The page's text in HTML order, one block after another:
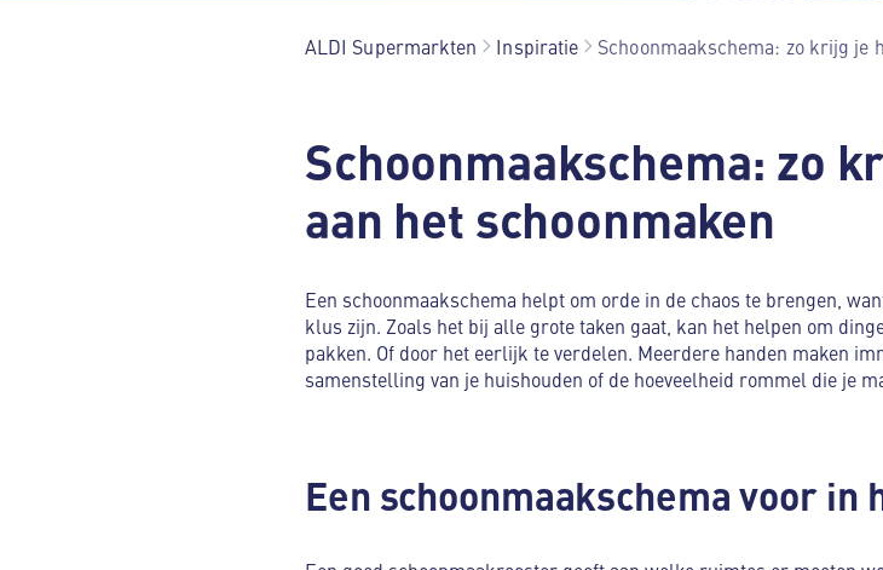
ALDI Supermarkten Inspiratie Schoonmaakschema: zo krijg je
Schoonmaakschema: zo
aan het schoonmaken
Een schoonmaakschema helpt om orde in de chaos te brengen,
klus zijn. Zoals het bij alle grote taken gaat, kan het helpen om
pakken. Of door het eerlijk te verdelen. Meerdere handen maken
samenstelling van je huishouden of de hoeveelheid rommel die je
Een schoonmaakschema voor in